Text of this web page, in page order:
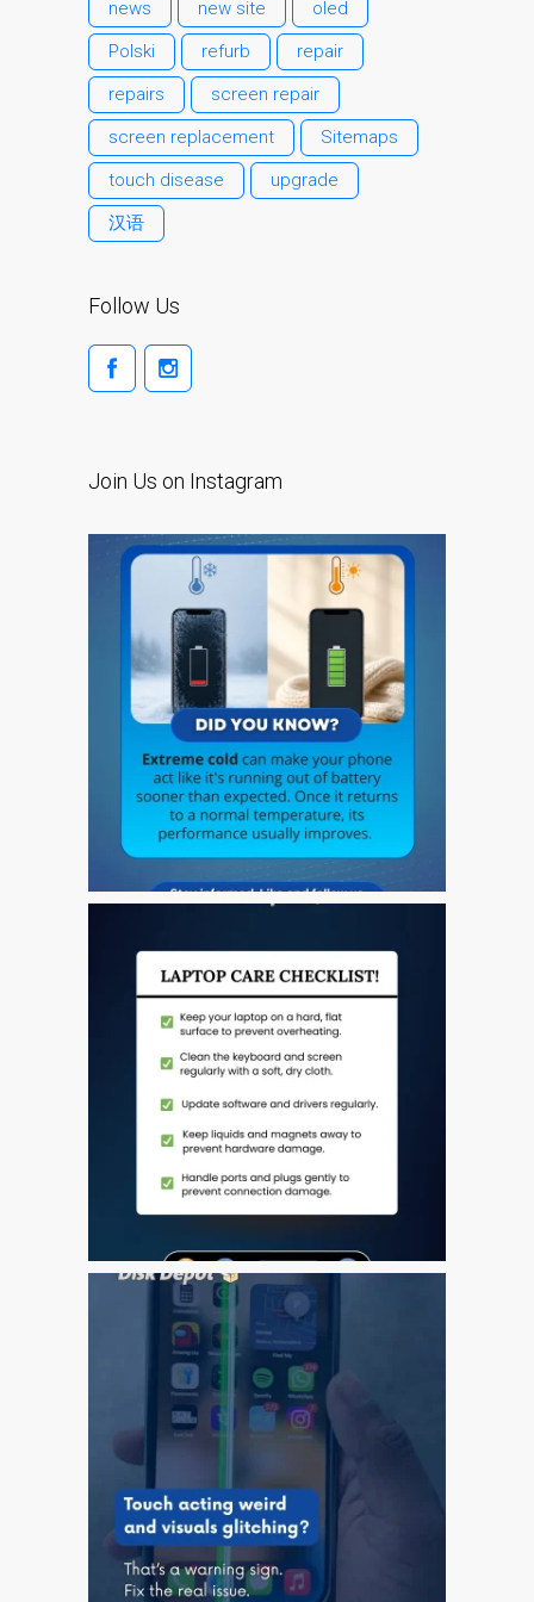
Testimonial cliente
¿Por qué confiar Mac
Repair con su Apple?
Fair-Priced Diagnostic
Charges
fr (Français)
pour toujours!
l’iPhone d’Apple
Les réparations pour la
série Apple MacBook
Écran sombre sur
MacBook, MacBook Pro,
MacBook Air et MacBook
Neo
Ordinateurs Apple Mac
reconditionnés à Dundee
Pourquoi faire confiance à
Mac réparation avec votre
Remplacement de la
batterie pour votre iPhone
et iPad
Réparation Apple iPad
Tablet
pour Apple MacBook à
Dundee – modèles Pro,
Air et Neo
Réparation d’iPod à
Dundee
Réparation de Mac
(macOS et OS X)
Service de réparation
rapide
Témoignage d’un client
Here’s the Problem with
“Facebook Repairs”
Service Options
news
new site
oled
Polski
refurb
repair
repairs
screen repair
screen replacement
Sitemaps
touch disease
upgrade
汉语
Follow Us
Join Us on Instagram